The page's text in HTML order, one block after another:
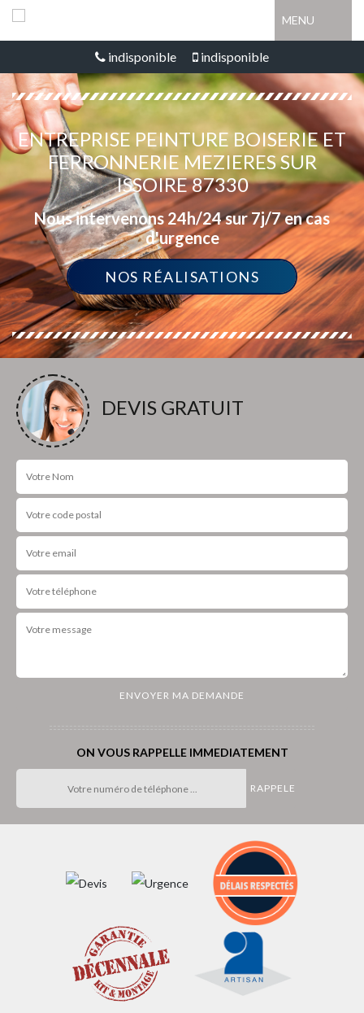
MENU
indisponible indisponible
ENTREPRISE PEINTURE BOISERIE ET
FERRONNERIE MEZIERES SUR
ISSOIRE 87330
Nous intervenons 24h/24 sur 7j/7 en cas
d'urgence
NOS RÉALISATIONS
DEVIS GRATUIT
ON VOUS RAPPELLE IMMEDIATEMENT